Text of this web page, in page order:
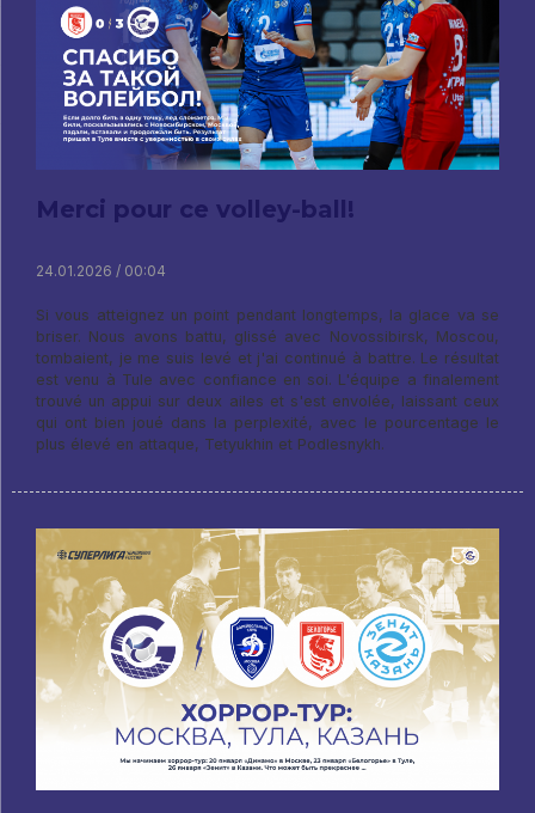
Merci pour ce volley-ball!
24.01.2026 / 00:04
Si vous atteignez un point pendant longtemps, la glace va se
briser. Nous avons battu, glissé avec Novossibirsk, Moscou,
tombaient, je me suis levé et j'ai continué à battre. Le résultat
est venu à Tule avec confiance en soi. L'équipe a finalement
trouvé un appui sur deux ailes et s'est envolée, laissant ceux
qui ont bien joué dans la perplexité, avec le pourcentage le
plus élevé en attaque, Tetyukhin et Podlesnykh.